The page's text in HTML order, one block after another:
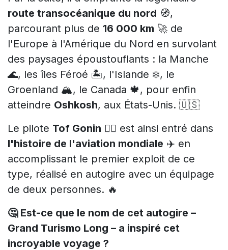
route transocéanique du nord 🧭,
parcourant plus de 16 000 km 🚀 de
l'Europe à l'Amérique du Nord en survolant
des paysages époustouflants : la Manche
🌊, les îles Féroé 🏝, l'Islande ❄️, le
Groenland 🏔, le Canada 🍁, pour enfin
atteindre Oshkosh, aux États-Unis. 🇺🇸
Le pilote Tof Gonin 👨‍✈️ est ainsi entré dans
l'histoire de l'aviation mondiale ✈️ en
accomplissant le premier exploit de ce
type, réalisé en autogire avec un équipage
de deux personnes. 🔥
🤔 Est-ce que le nom de cet autogire –
Grand Turismo Long – a inspiré cet
incroyable voyage ?